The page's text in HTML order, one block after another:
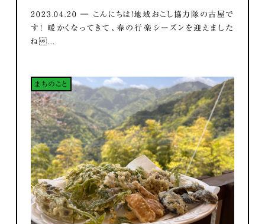
2023.04.20 ― こんにちは！地域おこし協力隊の古屋で
す！ 暖かくなってきて、春の行楽シーズンを迎えました
ね...
まちのこと